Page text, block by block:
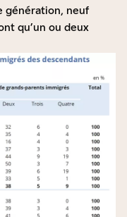
génération, neuf
qu’un ou deux